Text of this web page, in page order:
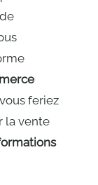
feriez
la vente